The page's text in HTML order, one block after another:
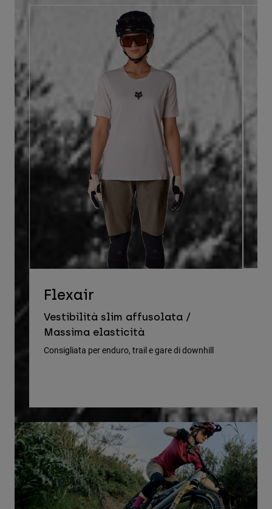
Flexair
Vestibilità slim affusolata /
Massima elasticità
Consigliata per enduro, trail e gare di downhill